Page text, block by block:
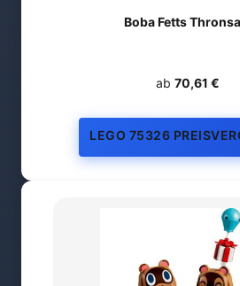
Boba Fetts
ab 70,61 €
LEGO 75326